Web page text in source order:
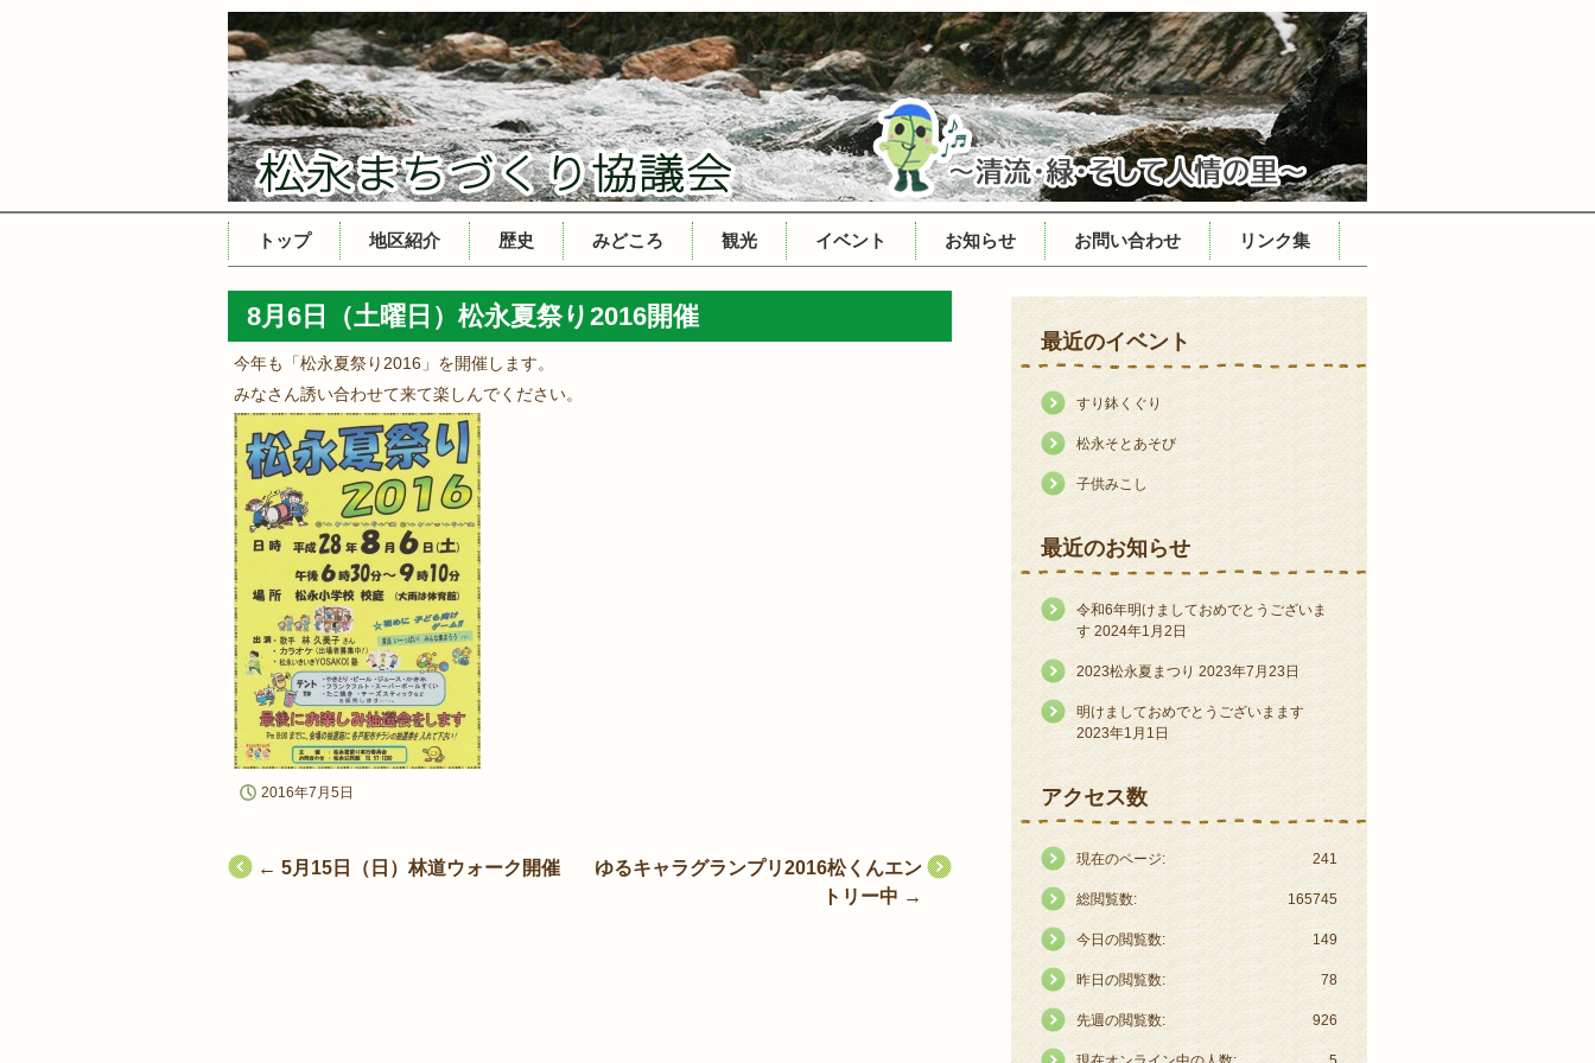
コ
ン
テ
ン
ツ
へ
ス
キ
ッ
プ
トップ 地区紹介 歴史 みどころ 観光 イベント お知らせ お問い合わせ リンク集
8月6日（土曜日）松永夏祭り2016開催
今年も「松永夏祭り2016」を開催します。
みなさん誘い合わせて来て楽しんでください。
2016年7月5日
投 ← 5月15日（日）林道ウォーク開催
ゆるキャラグランプリ2016松くんエン
トリー中 →
最近のイベント
すり鉢くぐり
松永そとあそび
子供みこし
最近のお知らせ
令和6年明けましておめでとうございま
す 2024年1月2日
2023松永夏まつり 2023年7月23日
明けましておめでとうございまます
2023年1月1日
アクセス数
241
現在のページ:
165745
総閲覧数:
149
今日の閲覧数:
78
昨日の閲覧数:
926
先週の閲覧数: